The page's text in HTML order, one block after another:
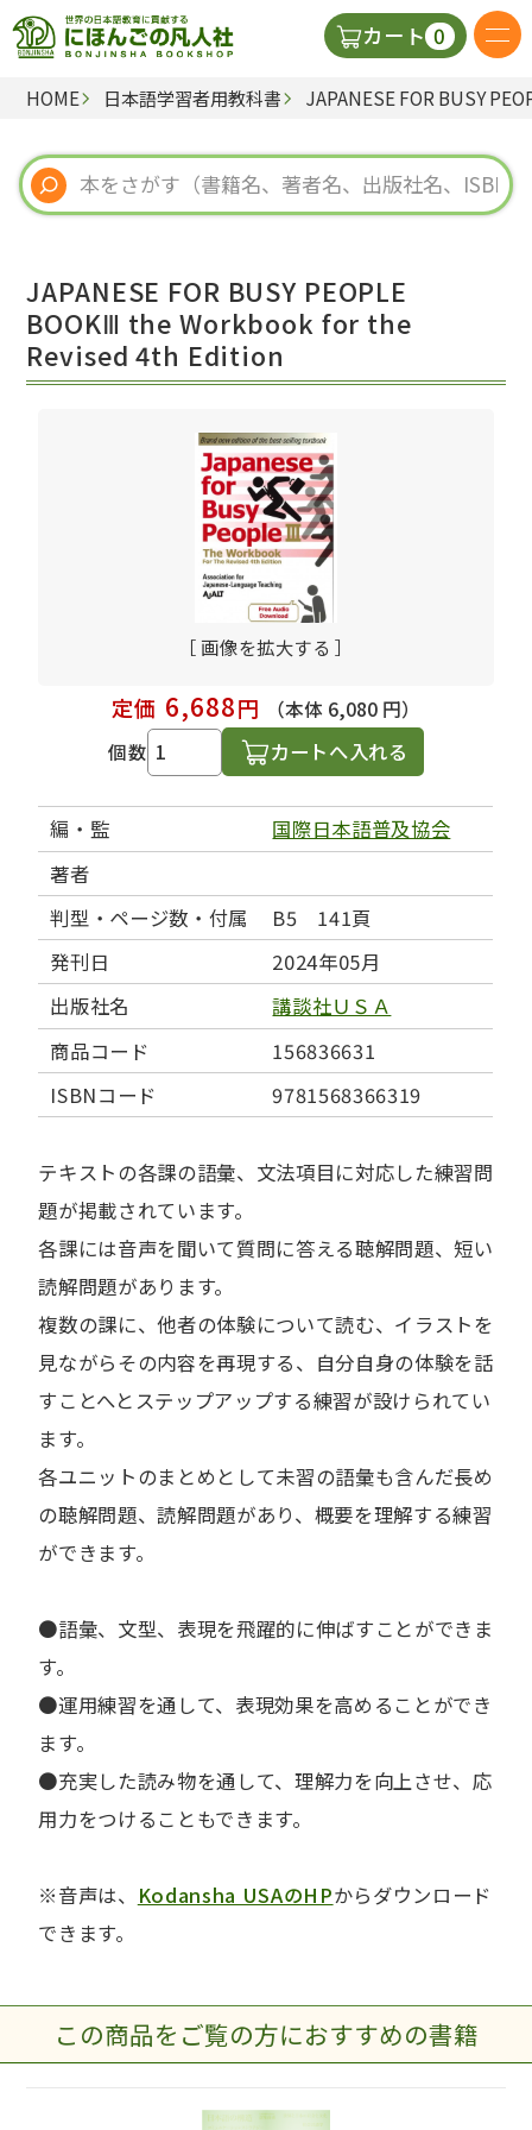
カート 0
日本語の教科書
視聴覚・補助教材
教師用参考書
HOME 日本語学習者用教科書 JAPANESE FOR BUSY
JAPANESE FOR BUSY PEOPLE
BOOKⅢ the Workbook for the
Revised 4th Edition
［ 画像を拡大する ］
定価 6,688円
（本体 6,080 円）
個数
カートへ入れる
編・監
国際日本語普及協会
著者
判型・ページ数・付属
B5 141頁
発刊日
2024年05月
出版社名
講談社ＵＳＡ
商品コード
156836631
ISBNコード
9781568366319
テキストの各課の語彙、文法項目に対応した練習問
題が掲載されています。
各課には音声を聞いて質問に答える聴解問題、短い
読解問題があります。
複数の課に、他者の体験について読む、イラストを
見ながらその内容を再現する、自分自身の体験を話
すことへとステップアップする練習が設けられてい
ます。
各ユニットのまとめとして未習の語彙も含んだ長め
の聴解問題、読解問題があり、概要を理解する練習
ができます。
●語彙、文型、表現を飛躍的に伸ばすことができま
す。
●運用練習を通して、表現効果を高めることができ
ます。
●充実した読み物を通して、理解力を向上させ、応
用力をつけることもできます。
※音声は、 Kodansha USAのHPからダウンロード
できます。
この商品をご覧の方におすすめの書籍